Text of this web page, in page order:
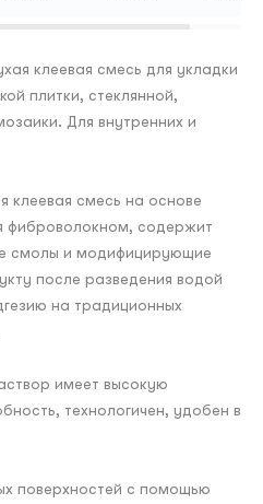
клеевая смесь для укладки
плитки, стеклянной,
Для внутренних и
клеевая смесь на основе
фиброволокном, содержит
смолы и модифицирующие
после разведения водой
на традиционных
имеет высокую
технологичен, удобен в
поверхностей с помощью